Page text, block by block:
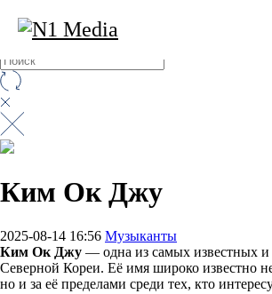
Ким Ок Джу
2025-08-14 16:56 Музыканты
Ким Ок Джу — одна из самых известных
Северной Кореи. Её имя широко известно
но и за её пределами среди тех, кто